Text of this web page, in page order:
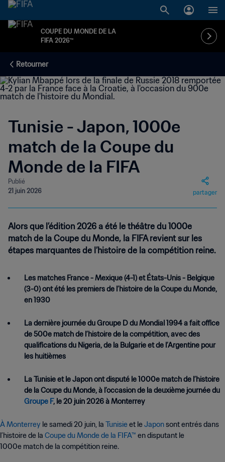
COUPE DU MONDE DE LA
FIFA 2026™
Retourner
Tunisie - Japon, 1000e
match de la Coupe du
Monde de la FIFA
Publié
21 juin 2026
partager
Alors que l’édition 2026 a été le théâtre du 1000e
match de la Coupe du Monde, la FIFA revient sur les
étapes marquantes de l’histoire de la compétition reine.
Les matches France - Mexique (4-1) et États-Unis - Belgique
(3-0) ont été les premiers de l’histoire de la Coupe du Monde,
en 1930
La dernière journée du Groupe D du Mondial 1994 a fait office
de 500e match de l’histoire de la compétition, avec des
qualifications du Nigeria, de la Bulgarie et de l’Argentine pour
les huitièmes
La Tunisie et le Japon ont disputé le 1000e match de l’histoire
de la Coupe du Monde, à l’occasion de la deuxième journée du
Groupe F, le 20 juin 2026 à Monterrey
À Monterrey le samedi 20 juin, la Tunisieet leJaponsont entrés dans
l’histoire de la Coupe du Monde de la FIFA™ en disputant le
1000e match de la compétition reine.